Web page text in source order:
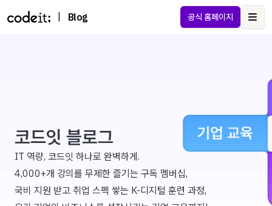
Blog 공식 홈페이지
코드잇 블로그
IT 역량, 코드잇 하나로 완벽하게.
4,000+개 강의를 무제한 즐기는 구독 멤버십,
국비 지원 받고 취업 스펙 쌓는 K-디지털 훈련 과정,